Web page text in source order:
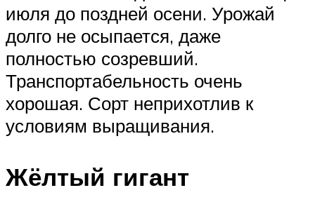
июля до поздней осени. Урожай
долго не осыпается, даже
полностью созревший.
Транспортабельность очень
хорошая. Сорт неприхотлив к
условиям выращивания.
Жёлтый гигант